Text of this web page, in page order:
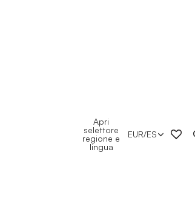
Apri
selettore
regione e
lingua
EUR/ES